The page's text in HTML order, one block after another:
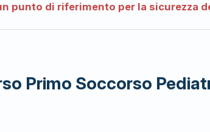
punto di riferimento per la sicurezza
Primo Soccorso